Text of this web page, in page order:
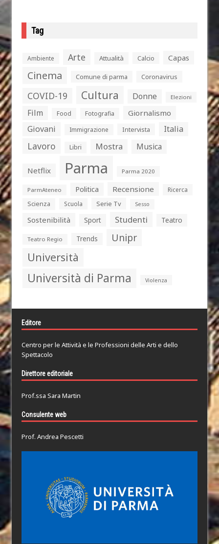
Tag
Ambiente Arte Attualità Calcio Capas
Cinema Comune di parma Coronavirus
COVID-19 Cultura Donne Elezioni
Film Food Fotografia Giornalismo
Giovani Immigrazione Intervista Italia
Lavoro Libri Mostra Musica
Netflix Parma Parma 2020
ParmAteneo Politica Recensione
Ricerca
Scienza
Scuola Serie Tv Sesso
Sostenibilità Sport Studenti Teatro
Teatro Regio Trends Unipr
Università
Università di Parma Violenza
Editore
Centro per le Attività e le Professioni delle Arti e dello
Spettacolo
Direttore editoriale
Prof.ssa Sara Martin
Consulente web
Prof. Andrea Pescetti